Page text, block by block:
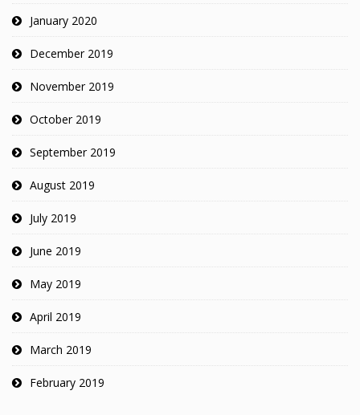
January 2020
December 2019
November 2019
October 2019
September 2019
August 2019
July 2019
June 2019
May 2019
April 2019
March 2019
February 2019